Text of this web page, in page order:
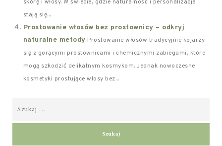
skórę i włosy. W świecie, gdzie naturalność i personalizacja
stają się...
Prostowanie włosów bez prostownicy – odkryj
naturalne metody Prostowanie włosów tradycyjnie kojarzy
się z gorącymi prostownicami i chemicznymi zabiegami, które
mogą szkodzić delikatnym kosmykom. Jednak nowoczesne
kosmetyki prostujące włosy bez...